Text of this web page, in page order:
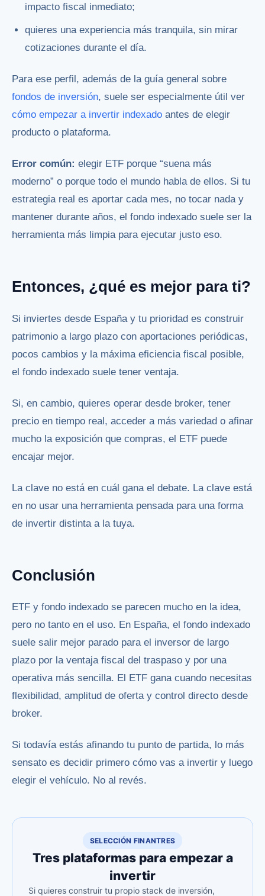
impacto fiscal inmediato;
quieres una experiencia más tranquila, sin mirar
cotizaciones durante el día.
Para ese perfil, además de la guía general sobre
fondos de inversión, suele ser especialmente útil ver
cómo empezar a invertir indexado antes de elegir
producto o plataforma.
Error común: elegir ETF porque “suena más
moderno” o porque todo el mundo habla de ellos. Si tu
estrategia real es aportar cada mes, no tocar nada y
mantener durante años, el fondo indexado suele ser la
herramienta más limpia para ejecutar justo eso.
Entonces, ¿qué es mejor para ti?
Si inviertes desde España y tu prioridad es construir
patrimonio a largo plazo con aportaciones periódicas,
pocos cambios y la máxima eficiencia fiscal posible,
el fondo indexado suele tener ventaja.
Si, en cambio, quieres operar desde broker, tener
precio en tiempo real, acceder a más variedad o afinar
mucho la exposición que compras, el ETF puede
encajar mejor.
La clave no está en cuál gana el debate. La clave está
en no usar una herramienta pensada para una forma
de invertir distinta a la tuya.
Conclusión
ETF y fondo indexado se parecen mucho en la idea,
pero no tanto en el uso. En España, el fondo indexado
suele salir mejor parado para el inversor de largo
plazo por la ventaja fiscal del traspaso y por una
operativa más sencilla. El ETF gana cuando necesitas
flexibilidad, amplitud de oferta y control directo desde
broker.
Si todavía estás afinando tu punto de partida, lo más
sensato es decidir primero cómo vas a invertir y luego
elegir el vehículo. No al revés.
SELECCIÓN FINANTRES
Tres plataformas para empezar a
invertir
Si quieres construir tu propio stack de inversión,